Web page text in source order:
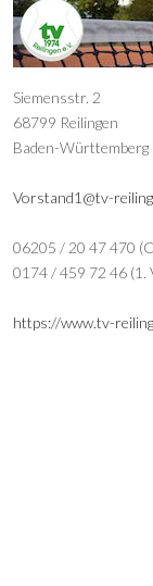
Siemensstr. 2
68799 Reilingen
Baden-Württemberg
Vorstand1@tv-
06205 / 20 47 470
0174 / 459 72 46 (1.
https://www.tv-